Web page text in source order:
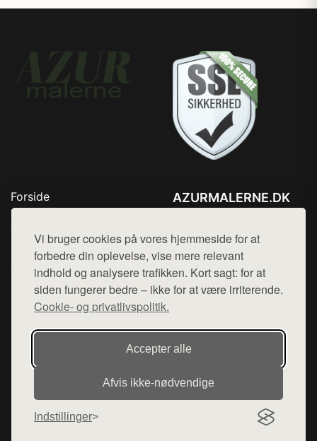
Vi bruger cookies på vores hjemmeside for at
forbedre din oplevelse, vise mere relevant
indhold og analysere trafikken. Kort sagt: for at
siden fungerer bedre – ikke for at være irriterende.
Cookie- og privatlivspolitik.
Accepter alle
Afvis ikke‑nødvendige
Indstillinger
Forside
Produkter
Top Rabatter
Jotun maling
Kontakt
AZURMALERNE.DK
Mail:hej@want.dk
Cookie- og privatlivspolitik
Denne side er en del af want.dk, der udgiver en række
hjemmesider med præsentation af forskellige produkter fra
diverse webshops. Der sælges ikke varer fra denne side - vi
varerne på lager.